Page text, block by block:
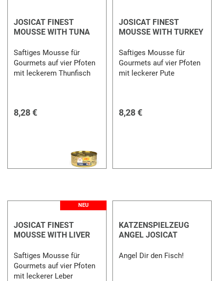
JOSICAT FINEST
MOUSSE WITH TUNA
Saftiges Mousse für
Gourmets auf vier Pfoten
mit leckerem Thunfisch
8,28 €
JOSICAT FINEST
MOUSSE WITH TURKEY
Saftiges Mousse für
Gourmets auf vier Pfoten
mit leckerer Pute
8,28 €
NEU
JOSICAT FINEST
MOUSSE WITH LIVER
Saftiges Mousse für
Gourmets auf vier Pfoten
mit leckerer Leber
KATZENSPIELZEUG
ANGEL JOSICAT
Angel Dir den Fisch!